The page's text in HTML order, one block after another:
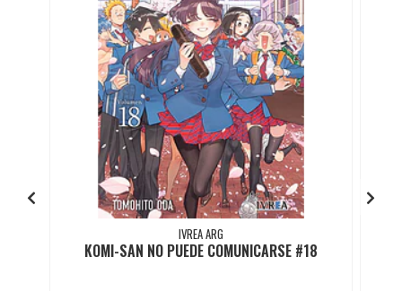
IVREA ARG
KOMI-SAN NO PUEDE COMUNICARSE #18